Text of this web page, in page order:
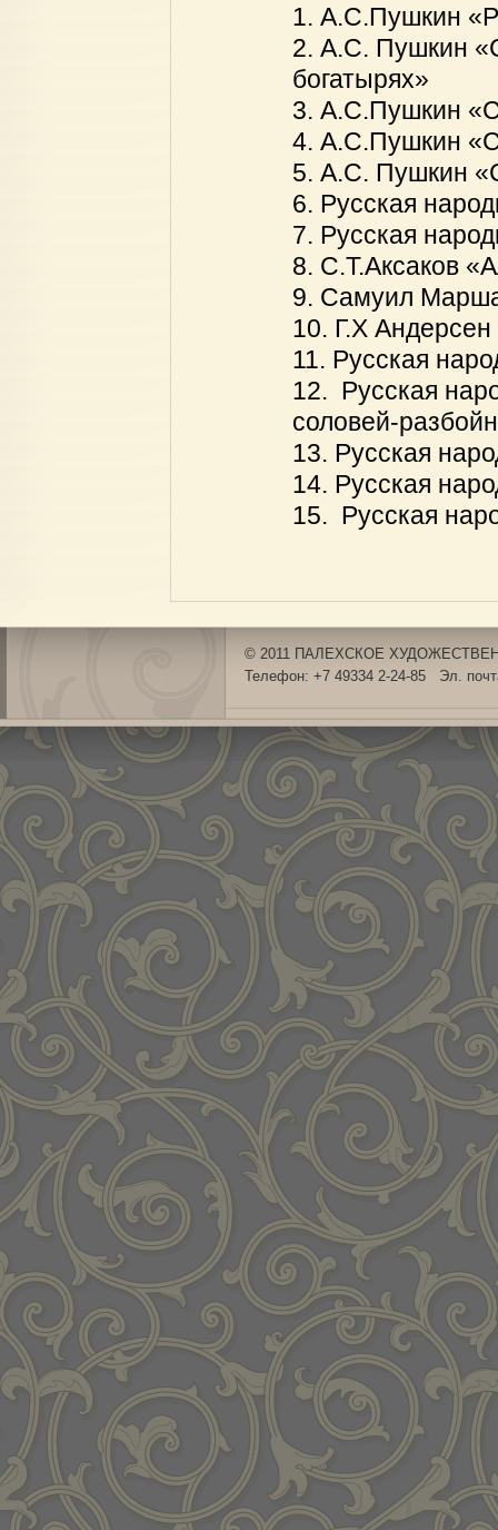
1. А.С.Пушкин
2. А.С. Пушкин
богатырях»
3. А.С.Пушкин
4. А.С.Пушкин
5. А.С. Пушкин
6. Русская
7. Русская
8. С.Т.Аксаков
9. Самуил
10. Г.Х
11. Русская
12. Русская
соловей-
13. Русская
14. Русская
15. Русская
© 2011 ПАЛЕХСКОЕ
Телефон: +7 49334 2-24-85 Эл.